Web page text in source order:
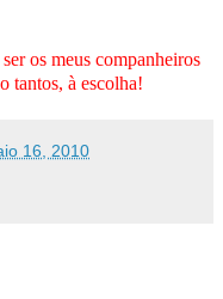
os meus companheiros
tantos, à escolha!
16, 2010